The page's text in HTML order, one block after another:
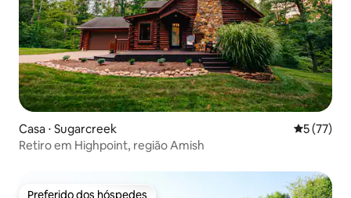
Casa ⋅ Sugarcreek 5 de uma
5 (77)
Retiro em Highpoint, região Amish
Preferido dos hóspedes